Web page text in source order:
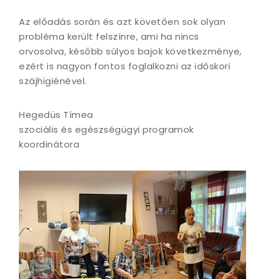
Az előadás során és azt követően sok olyan
probléma került felszínre, ami ha nincs
orvosolva, később súlyos bajok következménye,
ezért is nagyon fontos foglalkozni az időskori
szájhigiénével.
Hegedüs Tímea
szociális és egészségügyi programok
koordinátora